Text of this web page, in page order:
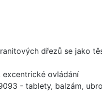
dřezů se jako
ovládání
- tablety, balzám,